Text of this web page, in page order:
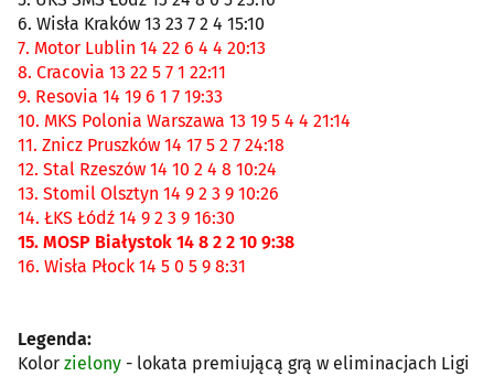
6. Wisła Kraków 13 23 7 2 4 15:10
7. Motor Lublin 14 22 6 4 4 20:13
8. Cracovia 13 22 5 7 1 22:11
9. Resovia 14 19 6 1 7 19:33
10. MKS Polonia Warszawa 13 19 5 4 4 21:14
11. Znicz Pruszków 14 17 5 2 7 24:18
12. Stal Rzeszów 14 10 2 4 8 10:24
13. Stomil Olsztyn 14 9 2 3 9 10:26
14. ŁKS Łódź 14 9 2 3 9 16:30
15. MOSP Białystok 14 8 2 2 10 9:38
16. Wisła Płock 14 5 0 5 9 8:31
Legenda:
Kolor zielony - lokata premiującą grą w eliminacjach Ligi